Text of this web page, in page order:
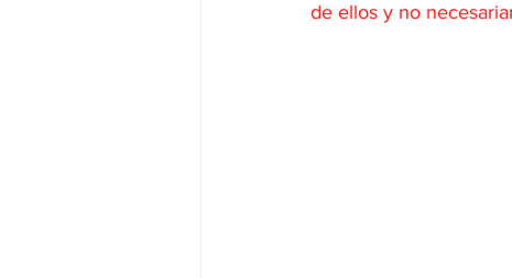
de ellos y no